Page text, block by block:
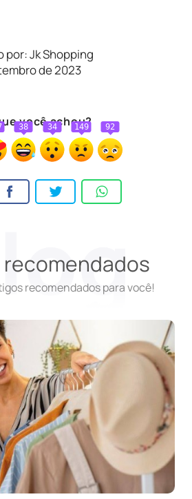
por: Jk Shopping
de 2023
você achou?
38 34 149 92
recomendados
recomendados para você!